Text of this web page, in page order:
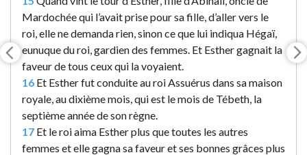
Mardochée qui l’avait prise pour sa fille, d’aller vers le
roi, elle ne demanda rien, sinon ce que lui indiqua Hégaï,
eunuque du roi, gardien des femmes. Et Esther gagnait la
faveur de tous ceux qui la voyaient.
16 Et Esther fut conduite au roi Assuérus dans sa maison
royale, au dixième mois, qui est le mois de Tébeth, la
septième année de son règne.
17 Et le roi aima Esther plus que toutes les autres
femmes et elle gagna sa faveur et ses bonnes grâces plus